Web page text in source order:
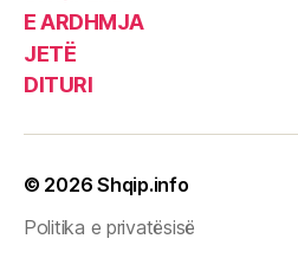
E ARDHMJA
JETË
DITURI
© 2026Shqip.info
Politika e privatësisë